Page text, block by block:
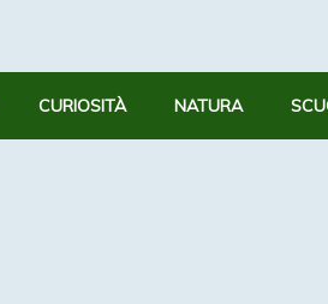
CURIOSITÀ NATURA